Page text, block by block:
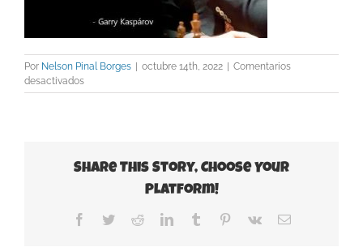
Por Nelson Pinal Borges | octubre 14th, 2022 | Comentarios
desactivadosen
Frases-
Share This Story, Choose Your
Platform!
Facebook
TwitterRedditLinkedInTumblr Pinterest
Vk
Correo